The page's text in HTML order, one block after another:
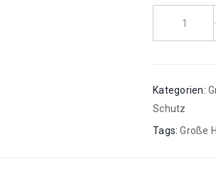
Kategorien:
Schutz
Tags: Große